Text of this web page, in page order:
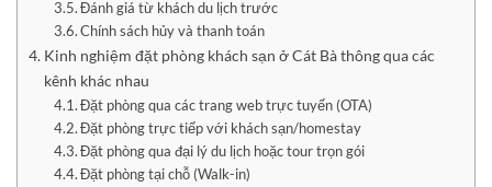
Đánh giá từ khách du lịch trước
Chính sách hủy và thanh toán
Kinh nghiệm đặt phòng khách sạn ở Cát Bà thông qua các
kênh khác nhau
Đặt phòng qua các trang web trực tuyến (OTA)
Đặt phòng trực tiếp với khách sạn/homestay
Đặt phòng qua đại lý du lịch hoặc tour trọn gói
Đặt phòng tại chỗ (Walk-in)